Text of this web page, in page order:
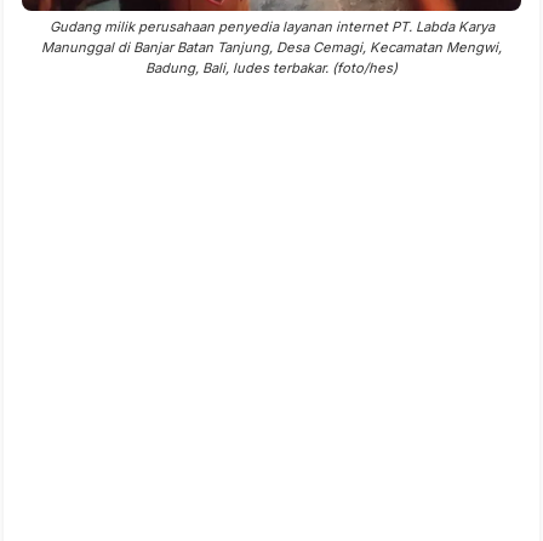
Gudang milik perusahaan penyedia layanan internet PT. Labda Karya
Manunggal di Banjar Batan Tanjung, Desa Cemagi, Kecamatan Mengwi,
Badung, Bali, ludes terbakar. (foto/hes)